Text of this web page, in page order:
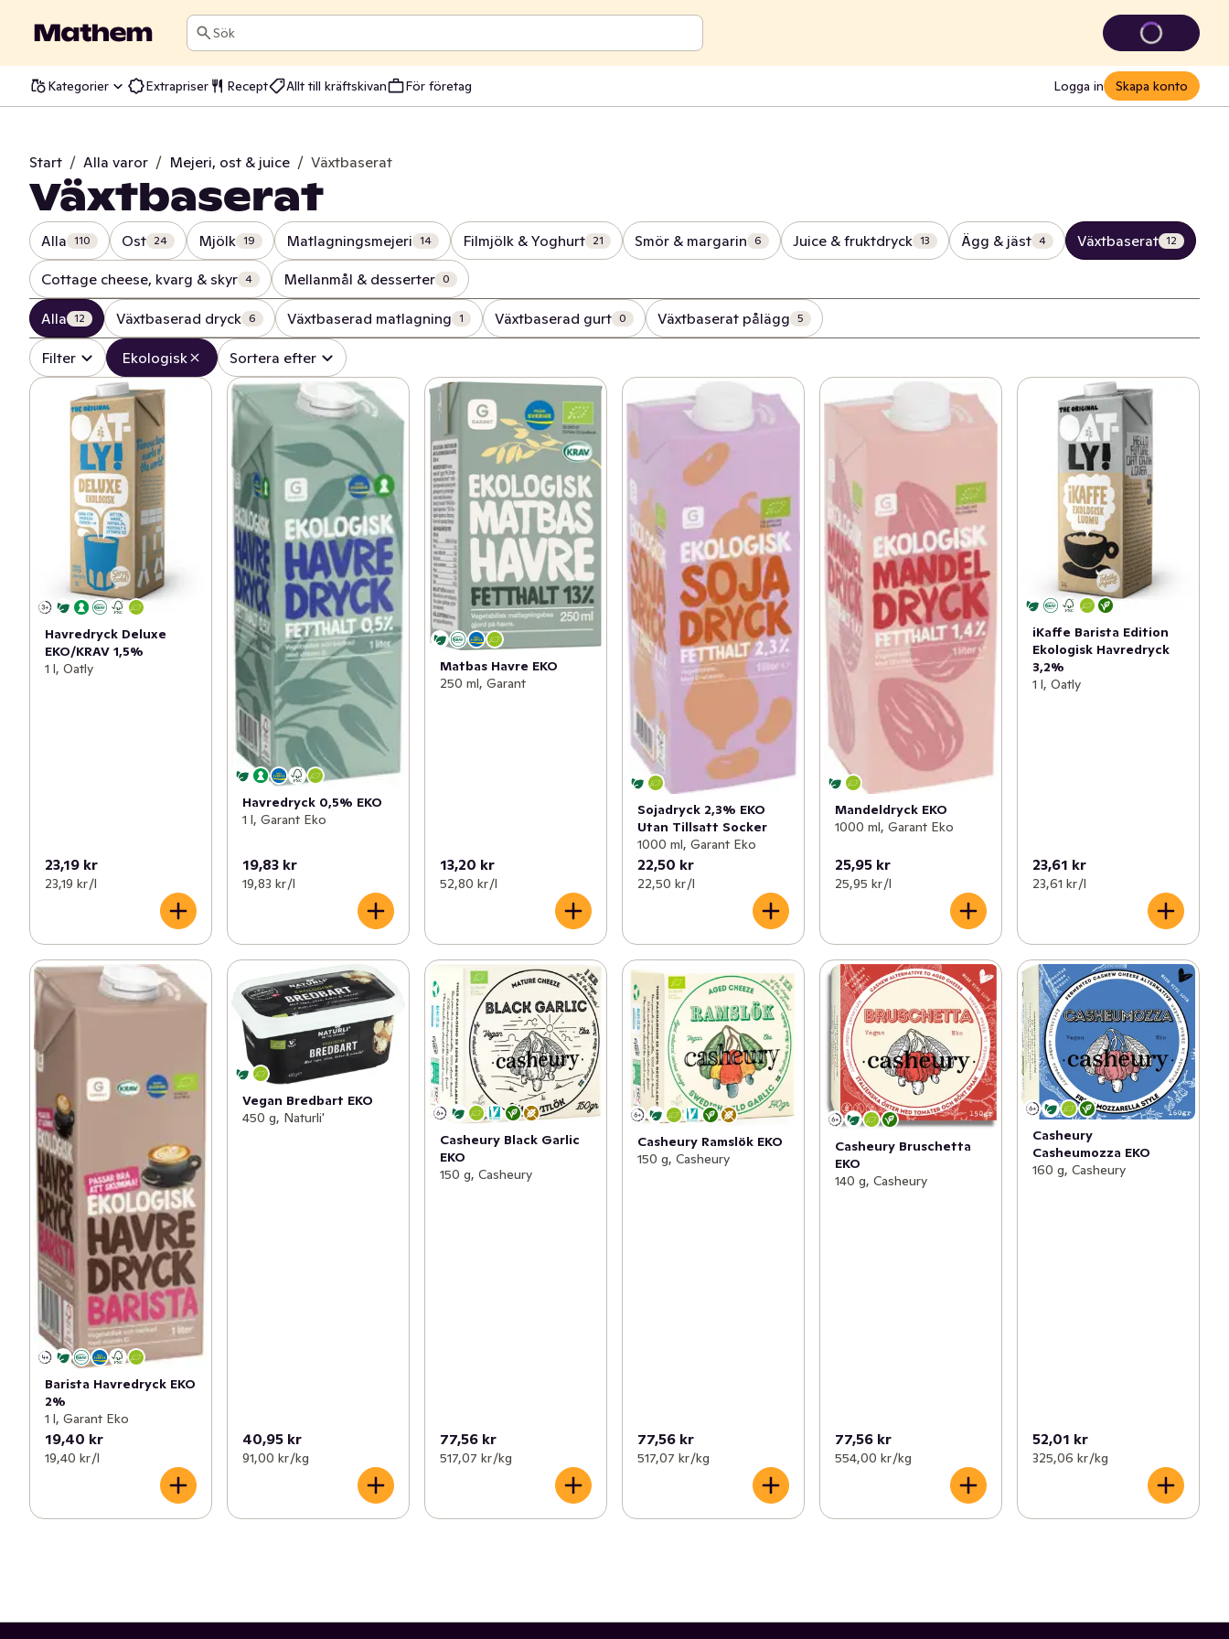
Sök
Kategorier Extrapriser Recept Allt till kräftskivan För företag Logga in Skapa konto
Start / Alla varor / Mejeri, ost & juice / Växtbaserat
Växtbaserat
Alla 110 Ost 24 Mjölk 19 Matlagningsmejeri 14 Filmjölk & Yoghurt 21 Smör & margarin 6 Juice & fruktdryck 13 Ägg & jäst 4 Växtbaserat 12
Cottage cheese, kvarg & skyr 4 Mellanmål & desserter 0
Alla 12 Växtbaserad dryck 6 Växtbaserad matlagning 1 Växtbaserad gurt 0 Växtbaserat pålägg 5
Filter Sortera efter
Ekologisk
Havredryck Deluxe
EKO/KRAV 1,5%
1 l, Oatly
23,19 kr
23,19 kr /l
Havredryck 0,5% EKO
1 l, Garant Eko
19,83 kr
19,83 kr /l
Matbas Havre EKO
250 ml, Garant
13,20 kr
52,80 kr /l
Sojadryck 2,3% EKO
Utan Tillsatt Socker
1000 ml, Garant Eko
22,50 kr
22,50 kr /l
Mandeldryck EKO
1000 ml, Garant Eko
25,95 kr
25,95 kr /l
iKaffe Barista Edition
Ekologisk Havredryck
3,2%
1 l, Oatly
23,61 kr
23,61 kr /l
Barista Havredryck EKO
2%
1 l, Garant Eko
19,40 kr
19,40 kr /l
Vegan Bredbart EKO
450 g, Naturli'
40,95 kr
91,00 kr /kg
Casheury Black Garlic
EKO
150 g, Casheury
77,56 kr
517,07 kr /kg
Casheury Ramslök EKO
150 g, Casheury
77,56 kr
517,07 kr /kg
Casheury Bruschetta
EKO
140 g, Casheury
77,56 kr
554,00 kr /kg
Casheury
Casheumozza EKO
160 g, Casheury
52,01 kr
325,06 kr /kg